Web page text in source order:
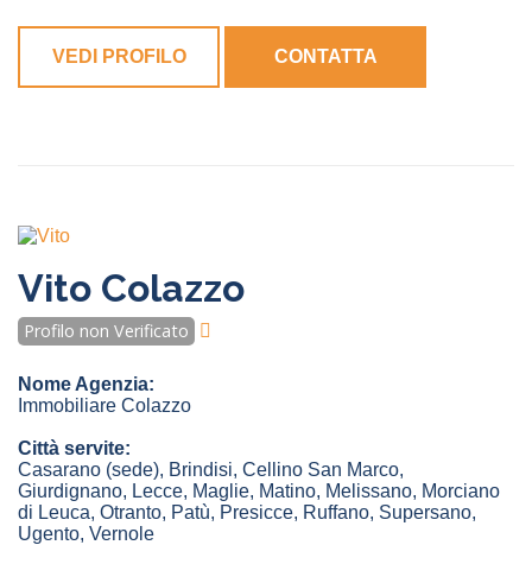
VEDI PROFILO CONTATTA
Vito Colazzo
Profilo non Verificato
Nome Agenzia:
Immobiliare Colazzo
Città servite:
Casarano (sede), Brindisi, Cellino San Marco,
Giurdignano, Lecce, Maglie, Matino, Melissano, Morciano
di Leuca, Otranto, Patù, Presicce, Ruffano, Supersano,
Ugento, Vernole